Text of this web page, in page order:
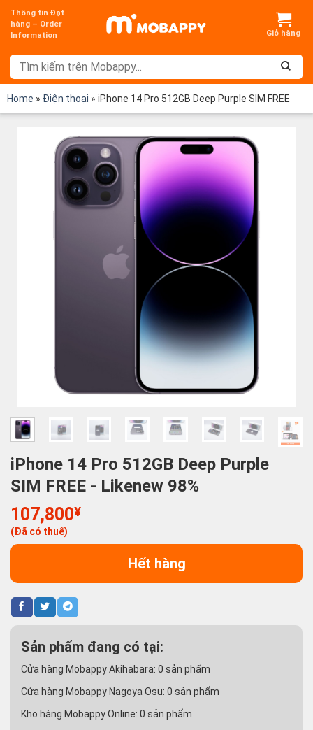
Chuyển
đến
dung
Thông tin Đặt
hàng – Order
Information
Home » Điện thoại » iPhone 14 Pro 512GB Deep Purple SIM FREE
iPhone 14 Pro 512GB Deep Purple
SIM FREE - Likenew 98%
107,800¥
(Đã có thuế)
Hết hàng
Sản phẩm đang có tại:
Cửa hàng Mobappy Akihabara: 0 sản phẩm
Cửa hàng Mobappy Nagoya Osu: 0 sản phẩm
Kho hàng Mobappy Online: 0 sản phẩm